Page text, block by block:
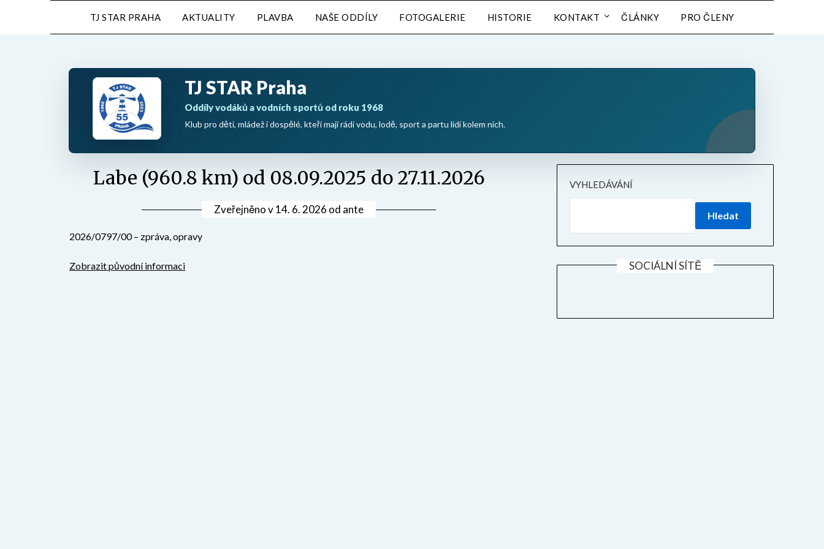
TJ STAR PRAHA AKTUALITY PLAVBA NAŠE ODDÍLY FOTOGALERIE HISTORIE KONTAKT ČLÁNKY PRO ČLENY
TJ STAR Praha
Oddíly vodáků a vodních sportů od roku 1968
Klub pro děti, mládež i dospělé, kteří mají rádi vodu, lodě, sport a partu lidí kolem nich.
Labe (960.8 km) od 08.09.2025 do 27.11.2026
Zveřejněno v14. 6. 2026 od ante
2026/0797/00 – zpráva, opravy
Zobrazit původní informaci
VYHLEDÁVÁNÍ
Hledat
SOCIÁLNÍ SÍTĚ